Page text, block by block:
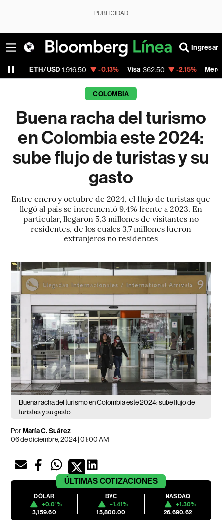
PUBLICIDAD
Ingresar
1,916.50 -0.13% Visa 362.50 -2.15% MercadoLibre
COLOMBIA
Buena racha del turismo
en Colombia este 2024:
sube flujo de turistas y su
gasto
Entre enero y octubre de 2024, el flujo de turistas que
llegó al país se incrementó 9,4% frente a 2023. En
particular, llegaron 5,3 millones de visitantes no
residentes, de los cuales 3,7 millones fueron
extranjeros no residentes
Buena racha del turismo en Colombia este 2024: sube flujo de
turistas y su gasto
PorMaría C. Suárez
06 de diciembre, 2024 | 01:00 AM
ÚLTIMAS COTIZACIONES
DÓLAR
+0.01%
3,159.60
BVC
+1.41%
15,800.00
NASDAQ
+1.30%
26,690.62